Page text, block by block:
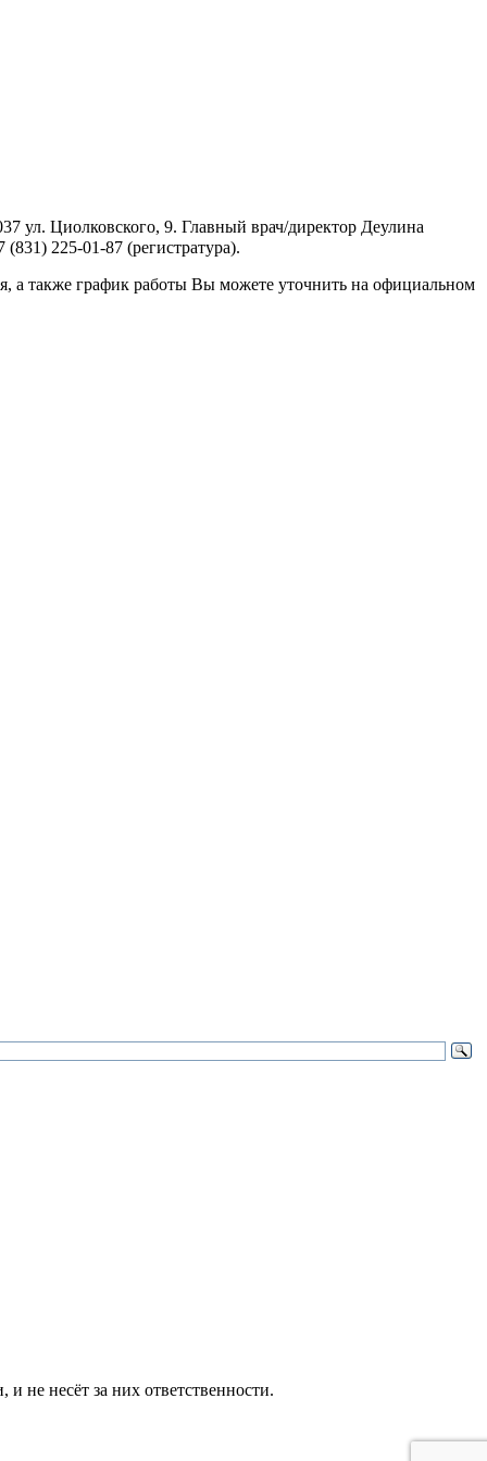
ул. Циолковского, 9. Главный врач/директор Деулина
225-01-87 (регистратура).
а также график работы Вы можете уточнить на официальном
не несёт за них ответственности.